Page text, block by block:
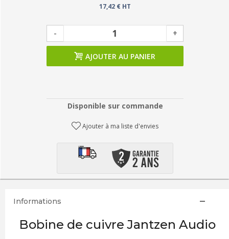
17,42 € HT
- +
AJOUTER AU PANIER
Disponible sur commande
Ajouter à ma liste d'envies
Informations
Bobine de cuivre Jantzen Audio